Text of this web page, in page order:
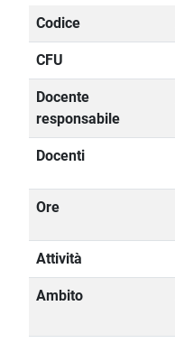
Codice
CFU
Docente
responsabile
Docenti
Ore
Attività
Ambito